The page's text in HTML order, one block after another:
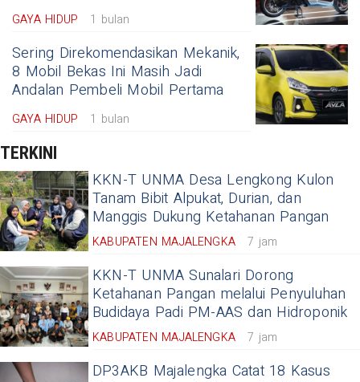
GAYA HIDUP 1 bulan
Sering Direkomendasikan Mekanik,
8 Mobil Bekas Ini Masih Jadi
Andalan Pembeli Mobil Pertama
GAYA HIDUP 1 bulan
TERKINI
KKN-T UNMA Desa Lengkong Kulon
Tanam Bibit Alpukat, Durian, dan
Manggis Dukung Ketahanan Pangan
KABUPATEN MAJALENGKA 7 jam
KKN-T UNMA Sunalari Dorong
Ketahanan Pangan melalui Penyuluhan
Budidaya Padi PM-AAS dan Hidroponik
KABUPATEN MAJALENGKA 7 jam
DP3AKB Majalengka Catat 18 Kasus